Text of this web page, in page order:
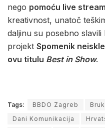
nego pomoću live
kreativnost, unatoč
daljinu su posebno slavili
projekt Spomenik
ovu titulu Best in Show.
Tags: BBDO Zagreb
Dani Komunikacija